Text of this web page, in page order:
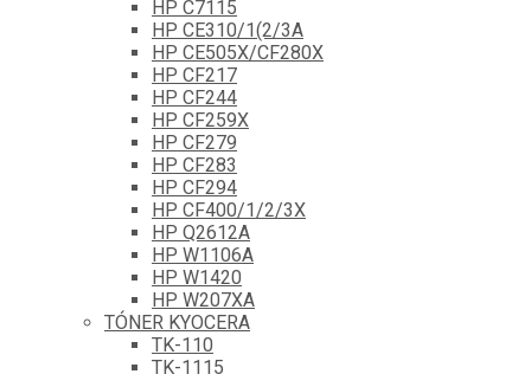
HP C7115
HP CE310/1(2/3A
HP CE505X/CF280X
HP CF217
HP CF244
HP CF259X
HP CF279
HP CF283
HP CF294
HP CF400/1/2/3X
HP Q2612A
HP W1106A
HP W1420
HP W207XA
TÓNER KYOCERA
TK-110
TK-1115